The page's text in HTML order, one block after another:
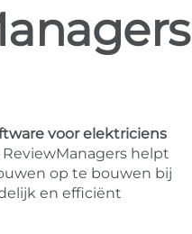
voor elektriciens
helpt
op te bouwen bij
en efficiënt